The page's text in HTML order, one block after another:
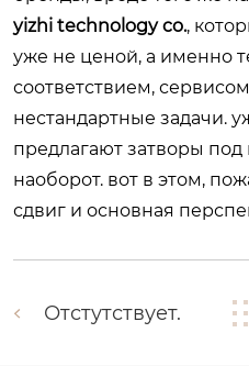
yizhi technology co.,
уже не ценой, а именно
соответствием,
нестандартные задачи.
предлагают затворы под
наоборот. вот в этом,
сдвиг и основная
Отстутствует.